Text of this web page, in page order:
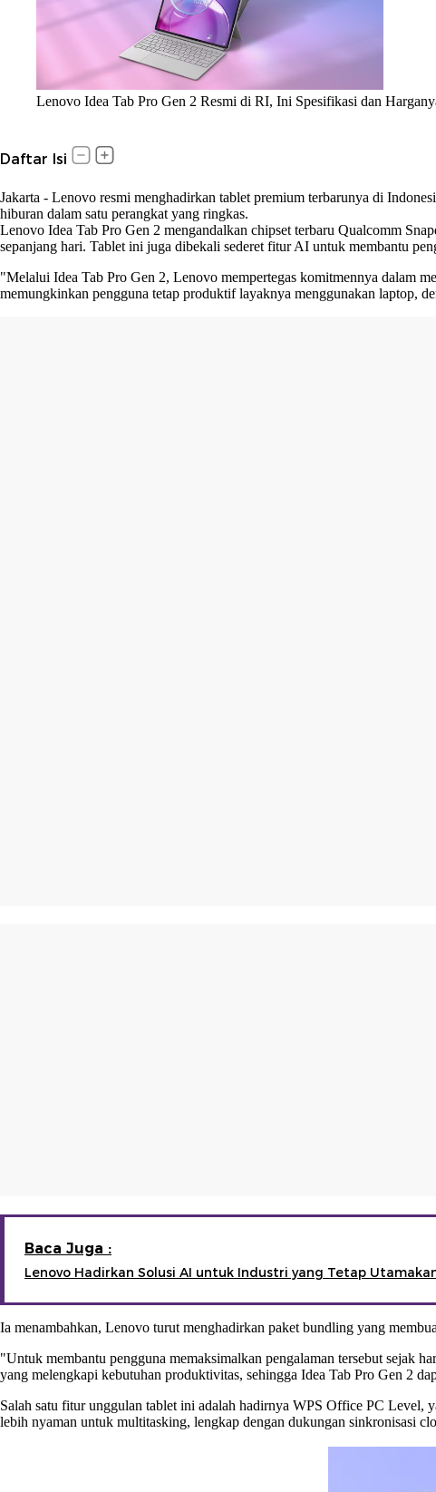
Lenovo Idea Tab Pro Gen 2 Resmi di RI, Ini Spesifikasi dan
Daftar Isi
Jakarta - Lenovo resmi menghadirkan tablet premium terbarunya di
hiburan dalam satu perangkat yang ringkas.
Lenovo Idea Tab Pro Gen 2 mengandalkan chipset terbaru Qualcomm
sepanjang hari. Tablet ini juga dibekali sederet fitur AI untuk membantu
"Melalui Idea Tab Pro Gen 2, Lenovo mempertegas komitmennya dalam
memungkinkan pengguna tetap produktif layaknya menggunakan laptop,
Baca Juga :
Lenovo Hadirkan Solusi AI untuk Industri yang Tetap
Ia menambahkan, Lenovo turut menghadirkan paket bundling yang
"Untuk membantu pengguna memaksimalkan pengalaman tersebut sejak
yang melengkapi kebutuhan produktivitas, sehingga Idea Tab Pro Gen 2
Salah satu fitur unggulan tablet ini adalah hadirnya WPS Office PC Level,
lebih nyaman untuk multitasking, lengkap dengan dukungan sinkronisasi